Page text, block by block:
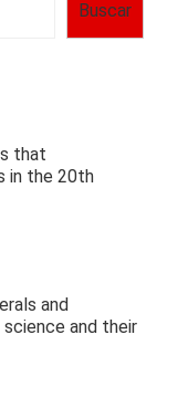
Buscar
that
in the 20th
and
and their